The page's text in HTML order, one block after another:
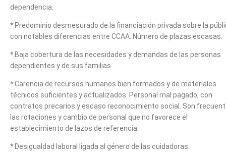
dependencia.
*Predominio desmesurado de la financiación privada sobre la
con notables diferencias entre CCAA. Número de plazas escasas.
*Baja cobertura de las necesidades y demandas de las personas
dependientes y de sus familias.
*Carencia de recursos humanos bien formados y de materiales
técnicos suficientes y actualizados. Personal mal pagado, con
contratos precarios y escaso reconocimiento social. Son
las rotaciones y cambio de personal que no favorece el
establecimiento de lazos de referencia.
*Desigualdad laboral ligada al género de las cuidadoras.